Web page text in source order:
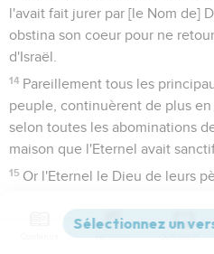
l'avait fait jurer par [le Nom de]
obstina son coeur pour ne
d'Israël.
14 Pareillement tous les
peuple, continuèrent de plus
selon toutes les abominations
maison que l'Eternel avait
15 Or l'Eternel le Dieu de leurs
qu'il était touché de
envers sa demeure.
Versions Commentaires